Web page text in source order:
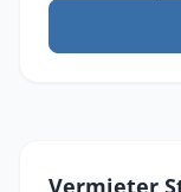
Vermieter